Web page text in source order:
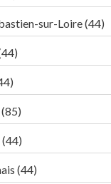
sur-Loire (44)
(44)